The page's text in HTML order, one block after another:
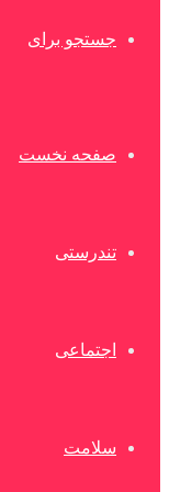
جستجو برای
صفحه نخست
تندرستی
اجتماعی
سلامت